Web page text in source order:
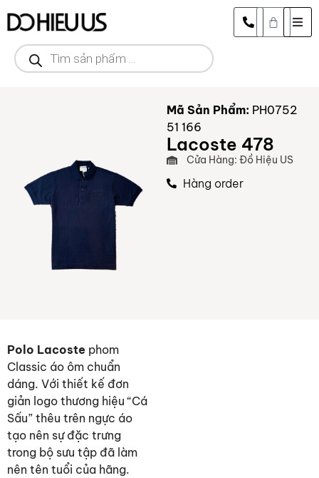
Mã Sản Phẩm: PH0752
51 166
Lacoste 478
Cửa Hàng: Đồ Hiệu US
Hàng order
Polo Lacoste phom
Classic áo ôm chuẩn
dáng. Với thiết kế đơn
giản logo thương hiệu “Cá
Sấu” thêu trên ngực áo
tạo nên sự đặc trưng
trong bộ sưu tập đã làm
nên tên tuổi của hãng.